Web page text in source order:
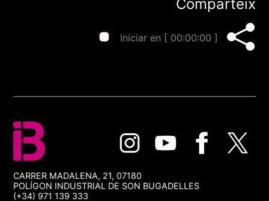
Comparteix
Iniciar en [ 00:00:00 ]
CARRER MADALENA, 21, 07180
POLÍGON INDUSTRIAL DE SON BUGADELLES
(+34) 971 139 333